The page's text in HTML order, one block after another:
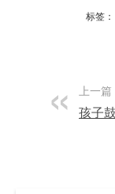
标签：
上一篇
孩子